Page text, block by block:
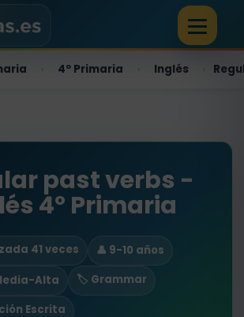
4º Primaria Inglés
past verbs -
4º Primaria
41 veces
👤 9-10 años
Alta
🏷️ Grammar
Escrita